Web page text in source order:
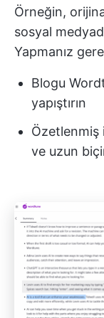
Örneğin,
sosyal
Yapmanız
Blogu
yapıştırın
Özetlenmiş
ve uzun